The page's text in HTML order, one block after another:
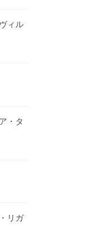
ィル
・タ
リガ